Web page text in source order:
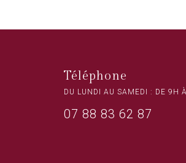
Téléphone
DU LUNDI AU SAMEDI : DE 9H
07 88 83 62 87